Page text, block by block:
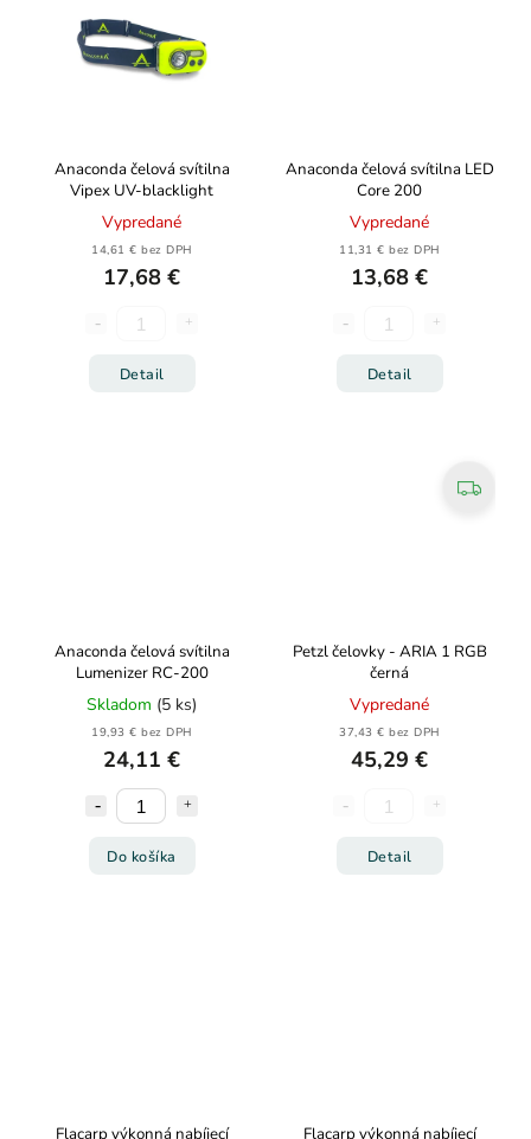
Anaconda čelová svítilna
Vipex UV-blacklight
Vypredané
14,61 € bez DPH
17,68 €
Detail
Anaconda čelová svítilna LED
Core 200
Vypredané
11,31 € bez DPH
13,68 €
Detail
Anaconda čelová svítilna
Lumenizer RC-200
Skladom (5 ks)
19,93 € bez DPH
24,11 €
Do košíka
Petzl čelovky - ARIA 1 RGB
černá
Vypredané
37,43 € bez DPH
45,29 €
Detail
Flacarp výkonná nabíjecí
Flacarp výkonná nabíjecí